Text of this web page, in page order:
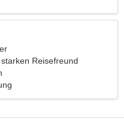
Reisefreund